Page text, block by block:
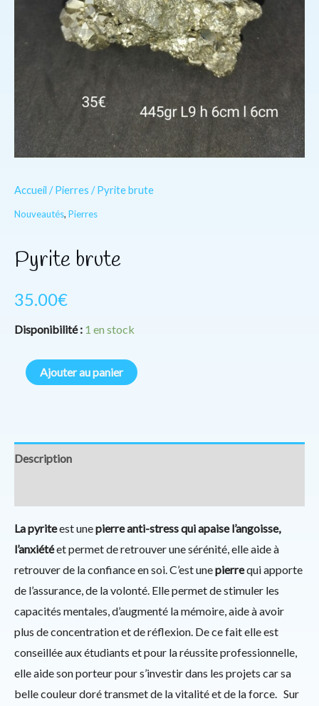
Accueil /Pierres / Pyrite brute
Nouveautés, Pierres
Pyrite brute
35.00€
Disponibilité : 1 en stock
Ajouter au panier
Description
La pyriteest unepierre anti-stress qui apaise l’angoisse,
l’anxiétéet permet de retrouver une sérénité, elle aide à
retrouver de la confiance en soi. C’est unepierrequi apporte
de l’assurance, de la volonté. Elle permet de stimuler les
capacités mentales, d’augmenté la mémoire, aide à avoir
plus de concentration et de réflexion. De ce fait elle est
conseillée aux étudiants et pour la réussite professionnelle,
elle aide son porteur pour s’investir dans les projets car sa
belle couleur doré transmet de la vitalité et de la force. Sur